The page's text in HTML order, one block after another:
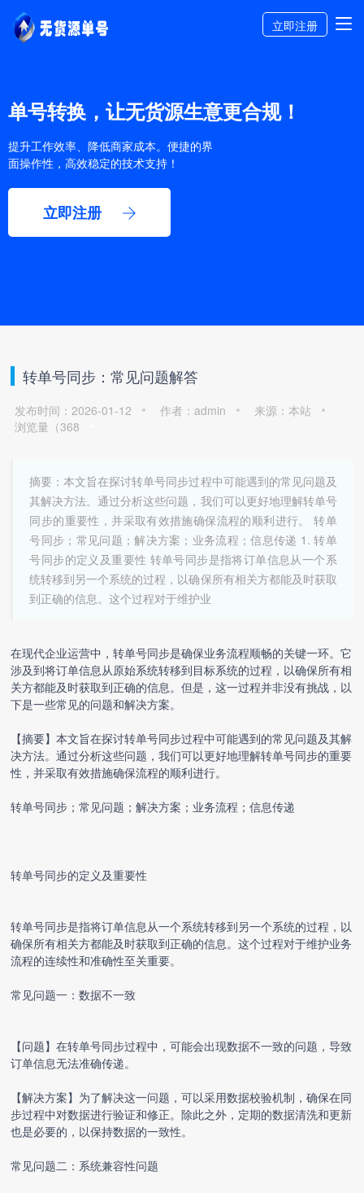
立即注册
单号转换，让无货源生意更合规！
提升工作效率、降低商家成本。便捷的界
面操作性，高效稳定的技术支持！
立即注册
转单号同步：常见问题解答
发布时间：2026-01-12 作者：admin
来源：本站
浏览量（368
摘要：本文旨在探讨转单号同步过程中可能遇到的常见问题及
其解决方法。通过分析这些问题，我们可以更好地理解转单号
同步的重要性，并采取有效措施确保流程的顺利进行。 转单
号同步；常见问题；解决方案；业务流程；信息传递 1. 转单
号同步的定义及重要性 转单号同步是指将订单信息从一个系
统转移到另一个系统的过程，以确保所有相关方都能及时获取
到正确的信息。这个过程对于维护业
在现代企业运营中，转单号同步是确保业务流程顺畅的关键一环。它
涉及到将订单信息从原始系统转移到目标系统的过程，以确保所有相
关方都能及时获取到正确的信息。但是，这一过程并非没有挑战，以
下是一些常见的问题和解决方案。
【摘要】本文旨在探讨转单号同步过程中可能遇到的常见问题及其解
决方法。通过分析这些问题，我们可以更好地理解转单号同步的重要
性，并采取有效措施确保流程的顺利进行。
转单号同步 ；常见问题；解决方案；业务流程；信息传递
转单号同步的定义及重要性
转单号同步是指将订单信息从一个系统转移到另一个系统的过程，以
确保所有相关方都能及时获取到正确的信息。这个过程对于维护业务
流程的连续性和准确性至关重要。
常见问题一：数据不一致
【问题】在转单号同步过程中，可能会出现数据不一致的问题，导致
订单信息无法准确传递。
【解决方案】为了解决这一问题，可以采用数据校验机制，确保在同
步过程中对数据进行验证和修正。除此之外，定期的数据清洗和更新
也是必要的，以保持数据的一致性。
常见问题二：系统兼容性问题